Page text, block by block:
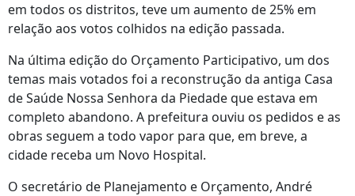
em todos os distritos, teve um aumento de 25% em
relação aos votos colhidos na edição passada.
Na última edição do Orçamento Participativo, um dos
temas mais votados foi a reconstrução da antiga Casa
de Saúde Nossa Senhora da Piedade que estava em
completo abandono. A prefeitura ouviu os pedidos e as
obras seguem a todo vapor para que, em breve, a
cidade receba um Novo Hospital.
O secretário de Planejamento e Orçamento, André